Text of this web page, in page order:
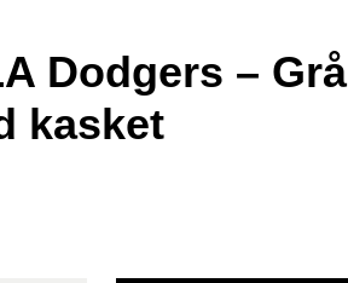
Dodgers – Grå
kasket